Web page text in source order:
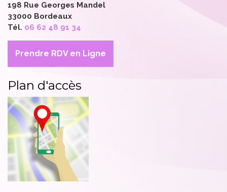
198 Rue Georges Mandel
33000 Bordeaux
Tél. 06 62 48 91 34
Prendre RDV en Ligne
Plan d'accès